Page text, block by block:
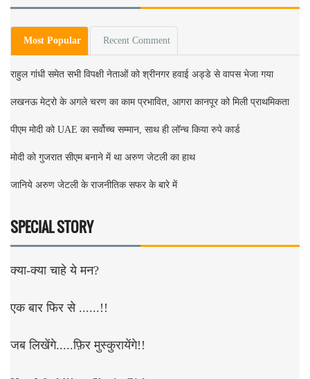
Most Popular Recent Comment
राहुल गांधी समेत सभी विपक्षी नेताओं को श्रीनगर हवाई अड्डे से वापस भेजा गया
लखनऊ मेट्रो के अगले चरण का काम प्रभावित, आगरा कानपूर को मिली प्राथमिकता
पीएम मोदी को UAE का सर्वोच्च सम्मान, साथ ही लॉन्च किया रुपे कार्ड
मोदी को गुजरात सीएम बनाने में था अरुण जेटली का हाथ
जानिये अरुण जेटली के राजनीतिक सफर के बारे में
SPECIAL STORY
क्या-क्या चाहे ये मन?
एक बार फिर से ......!!
जब लिखेंगे.....फ़िर मुस्कुरायेंगे!!